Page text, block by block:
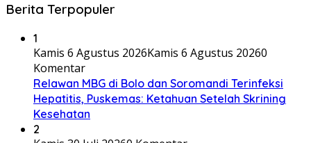
Berita Terpopuler
1
Kamis 6 Agustus 2026Kamis 6 Agustus 20260
Komentar
Relawan MBG di Bolo dan Soromandi Terinfeksi
Hepatitis, Puskemas: Ketahuan Setelah Skrining
Kesehatan
2